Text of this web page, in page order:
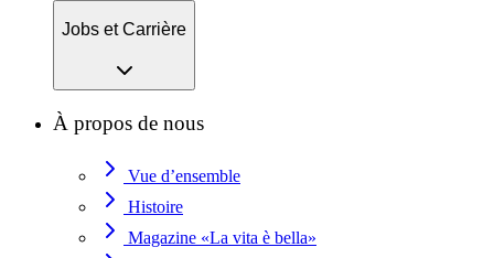
Jobs et Carrière
À propos de nous
Vue d’ensemble
Histoire
Magazine «La vita è bella»